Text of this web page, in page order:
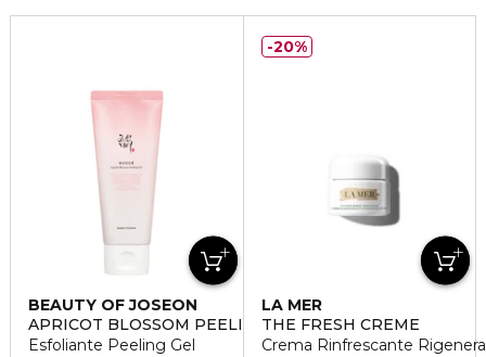
BEAUTY OF JOSEON
APRICOT BLOSSOM PEELING GEL
Esfoliante Peeling Gel
LA MER
THE FRESH CREME
Crema Rinfrescante
20%